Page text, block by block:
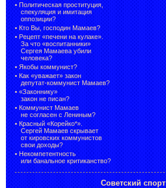
• Политическая проституция,
спекуляция и имитация
оппозиции?
• Кто Вы, господин Мамаев?
• Рецепт «печени на кулаке».
За что «воспитанники»
Сергея Мамаева убили
человека?
• Якобы коммунист?
• Как «уважает» закон
депутат-коммунист Мамаев?
• «Законнику»
закон не писан?
• Коммунист Мамаев
не согласен с Лениным?
• Красный «Корейко*».
Сергей Мамаев скрывает
от кировских коммунистов
свои доходы?
• Некомпетентность
или банальное критиканство?
Советский спорт